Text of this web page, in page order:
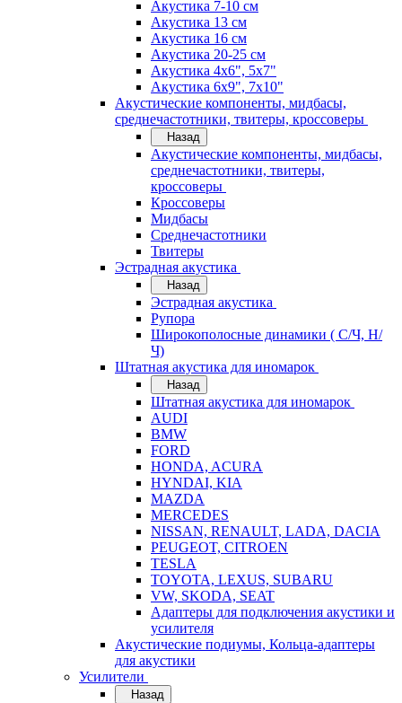
Акустика 7-10 см
Акустика 13 см
Акустика 16 см
Акустика 20-25 см
Акустика 4х6", 5х7"
Акустика 6х9", 7х10"
Акустические компоненты, мидбасы,
среднечастотники, твитеры, кроссоверы
Назад
Акустические компоненты, мидбасы,
среднечастотники, твитеры,
кроссоверы
Кроссоверы
Мидбасы
Среднечастотники
Твитеры
Эстрадная акустика
Назад
Эстрадная акустика
Рупора
Широкополосные динамики ( С/Ч, Н/
Ч)
Штатная акустика для иномарок
Назад
Штатная акустика для иномарок
AUDI
BMW
FORD
HONDA, ACURA
HYNDAI, KIA
MAZDA
MERCEDES
NISSAN, RENAULT, LADA, DACIA
PEUGEOT, CITROEN
TESLA
TOYOTA, LEXUS, SUBARU
VW, SKODA, SEAT
Адаптеры для подключения акустики и
усилителя
Акустические подиумы, Кольца-адаптеры
для акустики
Усилители
Назад